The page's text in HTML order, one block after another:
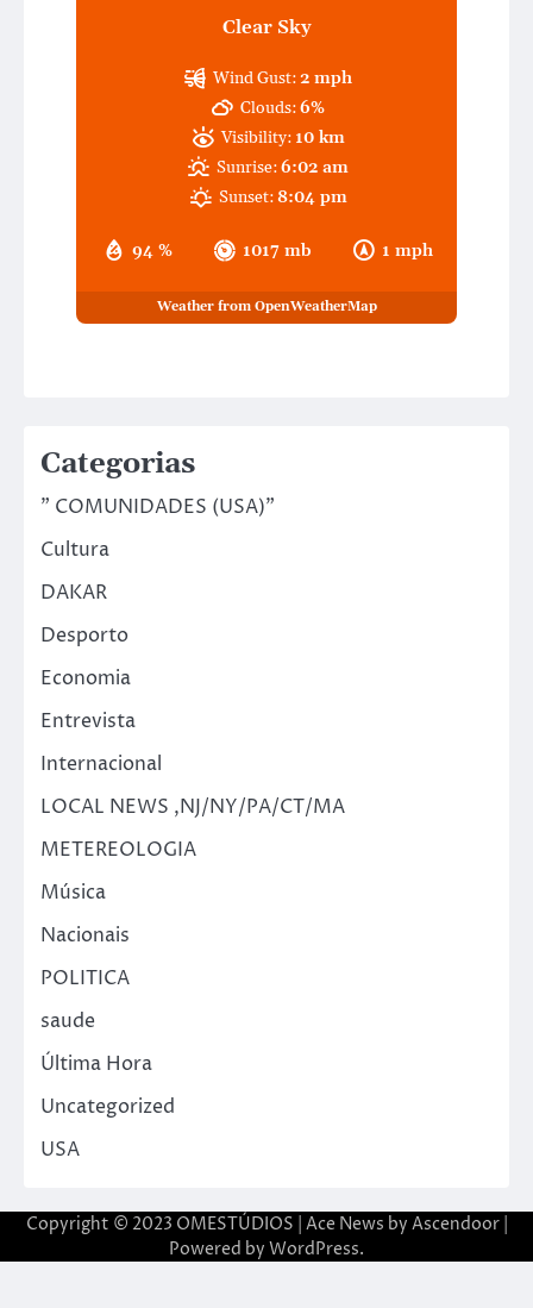
Clear Sky
94 % 1017 mb 1 mph
Wind Gust:2 mph
Clouds:6%
Visibility: 10 km
Sunrise:6:02 am
Sunset:8:04 pm
Weather from OpenWeatherMap
Categorias
" COMUNIDADES (USA)"
Cultura
DAKAR
Desporto
Economia
Entrevista
Internacional
LOCAL NEWS ,NJ/NY/PA/CT/MA
METEREOLOGIA
Música
Nacionais
POLITICA
saude
Última Hora
Uncategorized
USA
Copyright © 2023 OMESTÚDIOS | Ace News by Ascendoor|
Powered by WordPress.